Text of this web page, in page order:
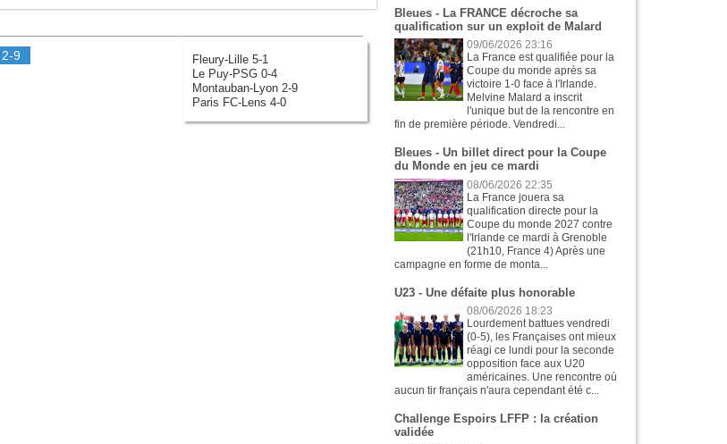
2-9
Fleury-Lille 5-1
Le Puy-PSG 0-4
Montauban-Lyon 2-9
Paris FC-Lens 4-0
Bleues - La FRANCE décroche sa
qualification sur un exploit de Malard
09/06/2026 23:16
La France est qualifiée pour la
Coupe du monde après sa
victoire 1-0 face à l'Irlande.
Melvine Malard a inscrit
l'unique but de la rencontre en
fin de première période. Vendredi...
Bleues - Un billet direct pour la Coupe
du Monde en jeu ce mardi
08/06/2026 22:35
La France jouera sa
qualification directe pour la
Coupe du monde 2027 contre
l'Irlande ce mardi à Grenoble
(21h10, France 4) Après une
campagne en forme de monta...
U23 - Une défaite plus honorable
08/06/2026 18:23
Lourdement battues vendredi
(0-5), les Françaises ont mieux
réagi ce lundi pour la seconde
opposition face aux U20
américaines. Une rencontre où
aucun tir français n'aura cependant été c...
Challenge Espoirs LFFP : la création
validée